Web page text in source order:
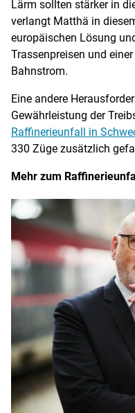
Lärm sollten stärker in
verlangt Matthä in
europäischen Lösung
Trassenpreisen und
Bahnstrom.
Eine andere
Gewährleistung der
Raffinerieunfall in
330 Züge zusätzlich
Mehr zum